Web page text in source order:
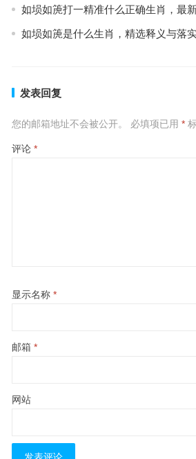
如埙如箎打一精准什么正确生肖，最
如埙如箎是什么生肖，精选释义与落
发表回复
您的邮箱地址不会被公开。 必填项已用 *
评论 *
显示名称 *
邮箱 *
网站